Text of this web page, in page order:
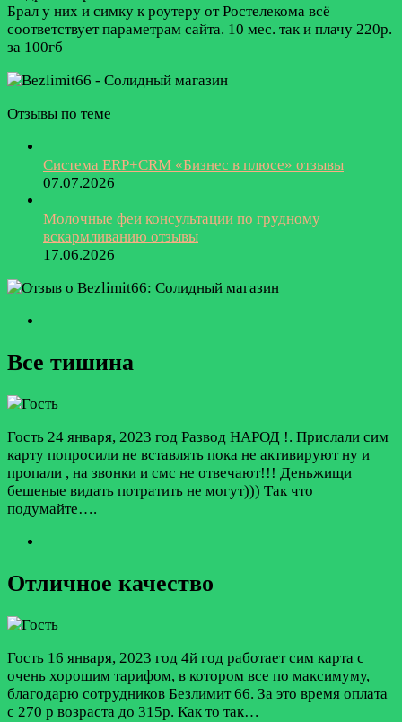
Брал у них и симку к роутеру от Ростелекома всё
соответствует параметрам сайта. 10 мес. так и плачу 220р.
за 100гб
Отзывы по теме
Система ERP+CRM «Бизнес в плюсе» отзывы
07.07.2026
Молочные феи консультации по грудному
вскармливанию отзывы
17.06.2026
Все тишина
Гость 24 января, 2023 год Развод НАРОД !. Прислали сим
карту попросили не вставлять пока не активируют ну и
пропали , на звонки и смс не отвечают!!! Деньжищи
бешеные видать потратить не могут))) Так что
подумайте….
Отличное качество
Гость 16 января, 2023 год 4й год работает сим карта с
очень хорошим тарифом, в котором все по максимуму,
благодарю сотрудников Безлимит 66. За это время оплата
с 270 р возраста до 315р. Как то так…